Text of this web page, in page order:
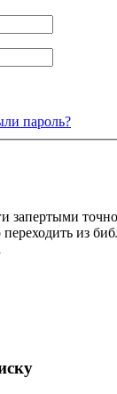
пароль?
запертыми
из